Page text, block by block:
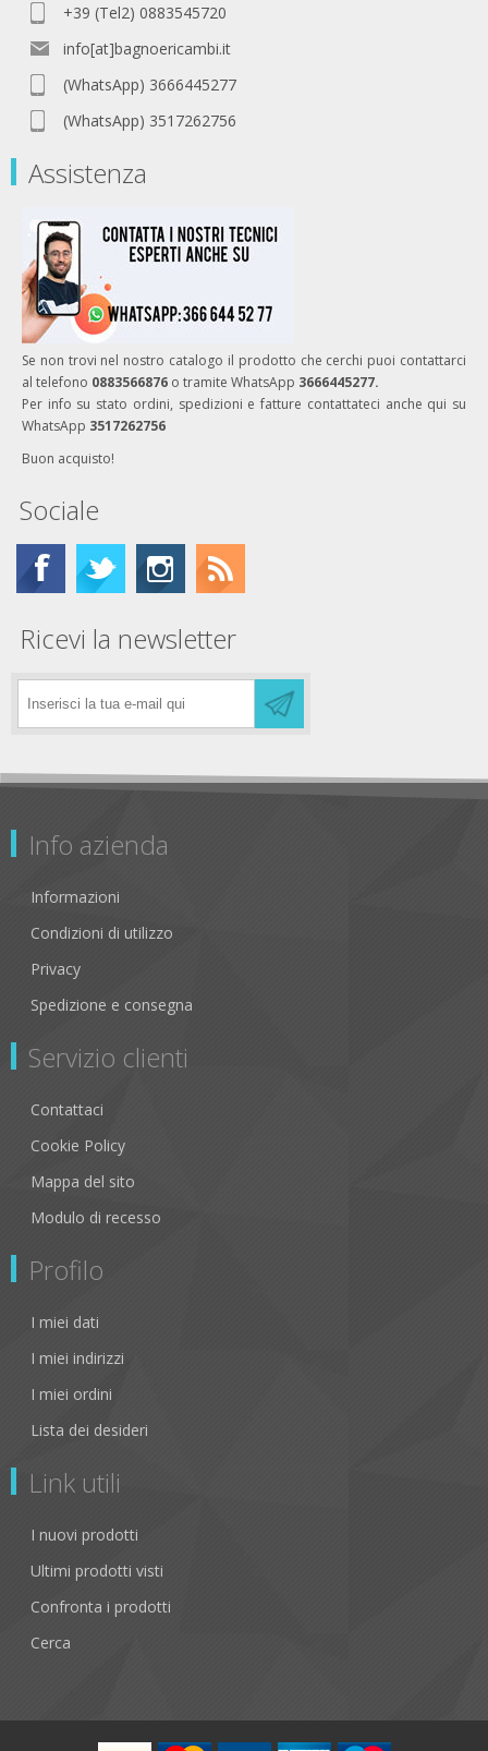
+39 (Tel2) 0883545720
info[at]bagnoericambi.it
(WhatsApp) 3666445277
(WhatsApp) 3517262756
Assistenza
Se non trovi nel nostro catalogo il prodotto che cerchi puoi contattarci
al telefono 0883566876 o tramite WhatsApp 3666445277.
Per info su stato ordini, spedizioni e fatture contattateci anche qui su
WhatsApp 3517262756
Buon acquisto!
Sociale
Ricevi la newsletter
Info azienda
Informazioni
Condizioni di utilizzo
Privacy
Spedizione e consegna
Servizio clienti
Contattaci
Cookie Policy
Mappa del sito
Modulo di recesso
Profilo
I miei dati
I miei indirizzi
I miei ordini
Lista dei desideri
Link utili
I nuovi prodotti
Ultimi prodotti visti
Confronta i prodotti
Cerca